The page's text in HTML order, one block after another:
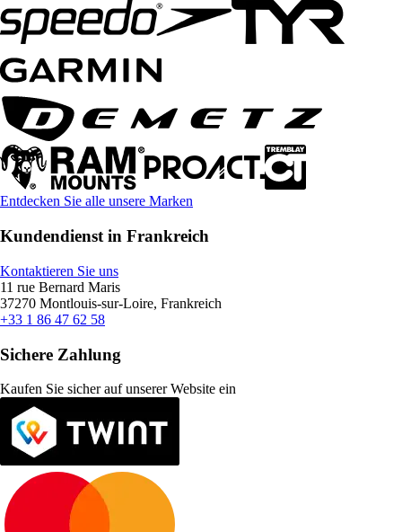
Entdecken Sie alle unsere Marken
Kundendienst in Frankreich
Kontaktieren Sie uns
11 rue Bernard Maris
37270 Montlouis-sur-Loire, Frankreich
+33 1 86 47 62 58
Sichere Zahlung
Kaufen Sie sicher auf unserer Website ein